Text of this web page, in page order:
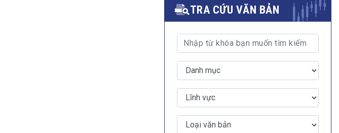
MULTIMEDIA
Video
E-magazines
TRA CỨU VĂN BẢN